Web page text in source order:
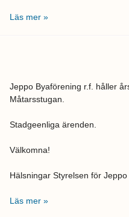
Läs mer »
Jeppo Byaförening r.f. håller
Måtarsstugan.
Stadgeenliga ärenden.
Välkomna!
Hälsningar Styrelsen för
Läs mer »